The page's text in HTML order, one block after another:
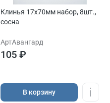
Клинья 17х70мм набор, 8шт.,
сосна
АртАвангард
105 ₽
В корзину